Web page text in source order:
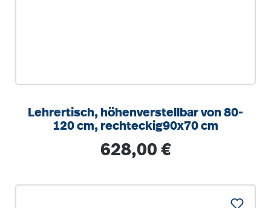
Lehrertisch, höhenverstellbar von 80-
120 cm, rechteckig90x70 cm
Regulärer Preis:
628,00 €